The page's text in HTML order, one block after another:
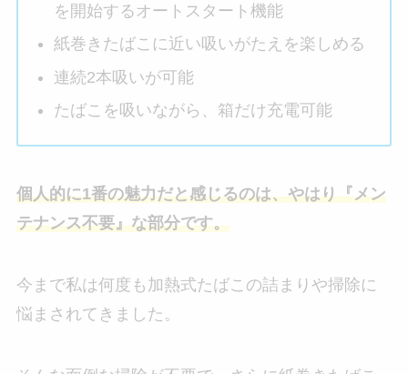
を開始するオートスタート機能
紙巻きたばこに近い吸いがたえを楽しめる
連続2本吸いが可能
たばこを吸いながら、箱だけ充電可能
個人的に1番の魅力だと感じるのは、やはり『メン
テナンス不要』な部分です。
今まで私は何度も加熱式たばこの詰まりや掃除に
悩まされてきました。